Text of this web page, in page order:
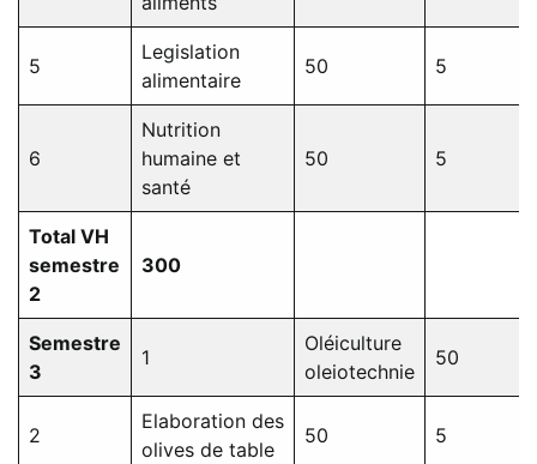
5
Legislation
alimentaire
50 5
6
Nutrition
humaine et
santé
50 5
Total VH
semestre
2
300
Semestre
3
1
Oléiculture
oleiotechnie
50
2
Elaboration des
olives de table
50 5